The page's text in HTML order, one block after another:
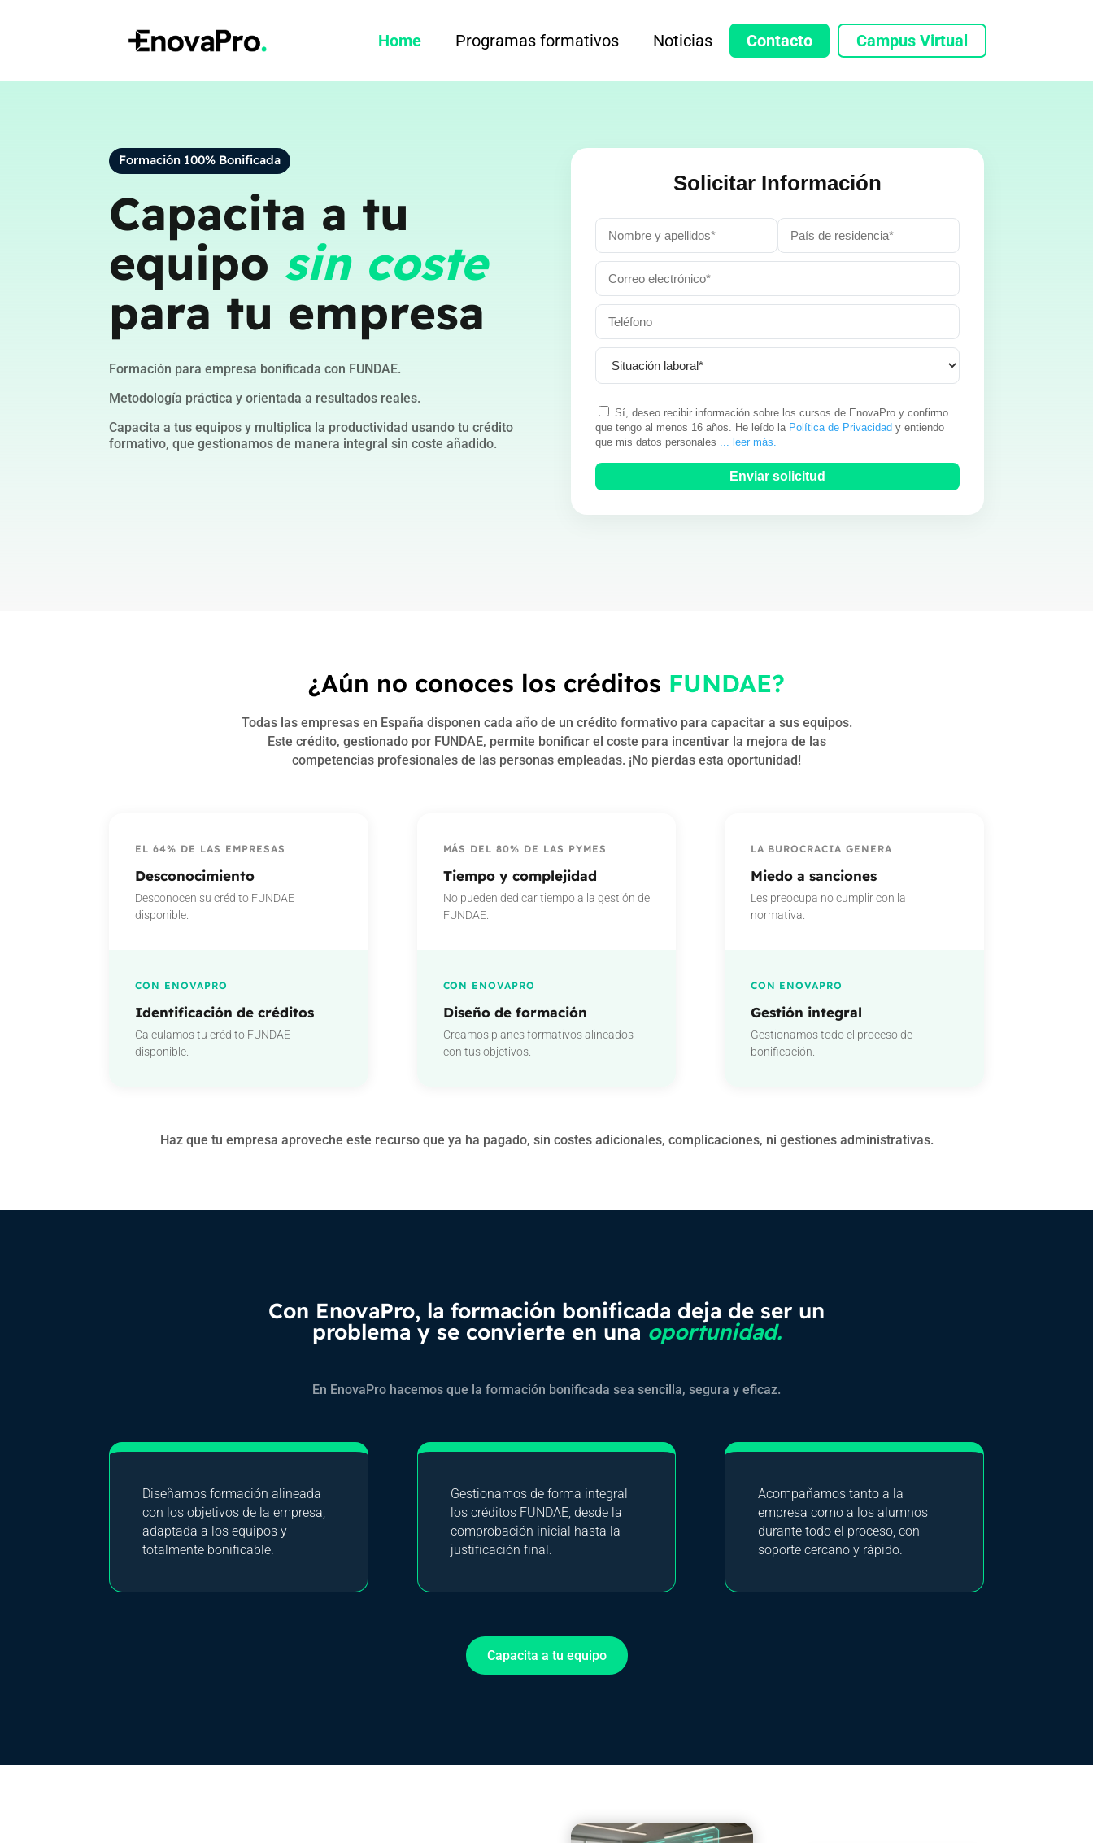
Home Programas formativos Noticias Contacto Campus Virtual
Formación 100% Bonificada
Capacita a tu
equipo sin coste
para tu empresa
Formación para empresa bonificada con FUNDAE.
Metodología práctica y orientada a resultados reales.
Capacita a tus equipos y multiplica la productividad usando tu crédito
formativo, que gestionamos de manera integral sin coste añadido.
Solicitar Información
Sí, deseo recibir información sobre los cursos de EnovaPro y confirmo
que tengo al menos 16 años. He leído la Política de Privacidad y entiendo
que mis datos personales
... leer más.
¿Aún no conoces los créditos FUNDAE?
Todas las empresas en España disponen cada año de un crédito formativo para capacitar a sus equipos.
Este crédito, gestionado por FUNDAE, permite bonificar el coste para incentivar la mejora de las
competencias profesionales de las personas empleadas. ¡No pierdas esta oportunidad!
EL 64% DE LAS EMPRESAS
Desconocimiento
Desconocen su crédito FUNDAE
disponible.
CON ENOVAPRO
Identificación de créditos
Calculamos tu crédito FUNDAE
disponible.
MÁS DEL 80% DE LAS PYMES
Tiempo y complejidad
No pueden dedicar tiempo a la gestión de
FUNDAE.
CON ENOVAPRO
Diseño de formación
Creamos planes formativos alineados
con tus objetivos.
LA BUROCRACIA GENERA
Miedo a sanciones
Les preocupa no cumplir con la
normativa.
CON ENOVAPRO
Gestión integral
Gestionamos todo el proceso de
bonificación.
Haz que tu empresa aproveche este recurso que ya ha pagado, sin costes adicionales, complicaciones, ni gestiones administrativas.
Con EnovaPro, la formación bonificada deja de ser un
problema y se convierte en una oportunidad.
En EnovaPro hacemos que la formación bonificada sea sencilla, segura y eficaz.
Diseñamos formación alineada
con los objetivos de la empresa,
adaptada a los equipos y
totalmente bonificable.
Gestionamos de forma integral
los créditos FUNDAE, desde la
comprobación inicial hasta la
justificación final.
Acompañamos tanto a la
empresa como a los alumnos
durante todo el proceso, con
soporte cercano y rápido.
Capacita a tu equipo